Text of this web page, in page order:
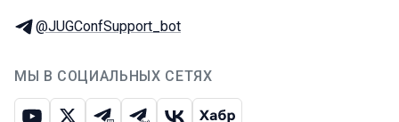
Телеграм:
@JUGConfSupport_bot
МЫ В СОЦИАЛЬНЫХ СЕТЯХ